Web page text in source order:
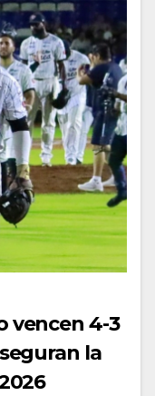
vencen 4-3
la